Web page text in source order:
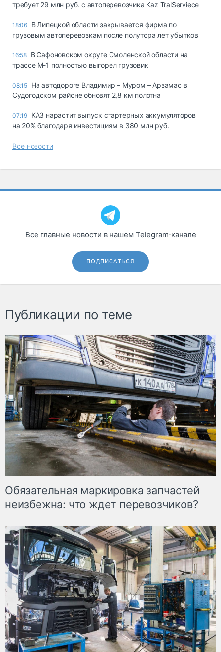
требует 29 млн руб. с автоперевозчика Kaz TralServiece
18:06 В Липецкой области закрывается фирма по
грузовым автоперевозкам после полутора лет убытков
16:58 В Сафоновском округе Смоленской области на
трассе М-1 полностью выгорел грузовик
08:15 На автодороге Владимир – Муром – Арзамас в
Судогодском районе обновят 2,8 км полотна
07:19 КАЗ нарастит выпуск стартерных аккумуляторов
на 20% благодаря инвестициям в 380 млн руб.
Все новости
Все главные новости в нашем Telegram‑канале
ПОДПИСАТЬСЯ
Публикации по теме
Обязательная маркировка запчастей
неизбежна: что ждет перевозчиков?